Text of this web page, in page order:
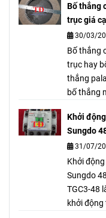
Bố thắng
trục giá
tranh ship
quốc
30/03/
Bố thắng
trục hay
thắng
bố thắng
phanh là
phận để
cho
không bị
khi vận
hoặc mất
Khởi
Sungdo
TGC3-48
31/07/
Khởi
Sungdo
TGC3-48
khởi động